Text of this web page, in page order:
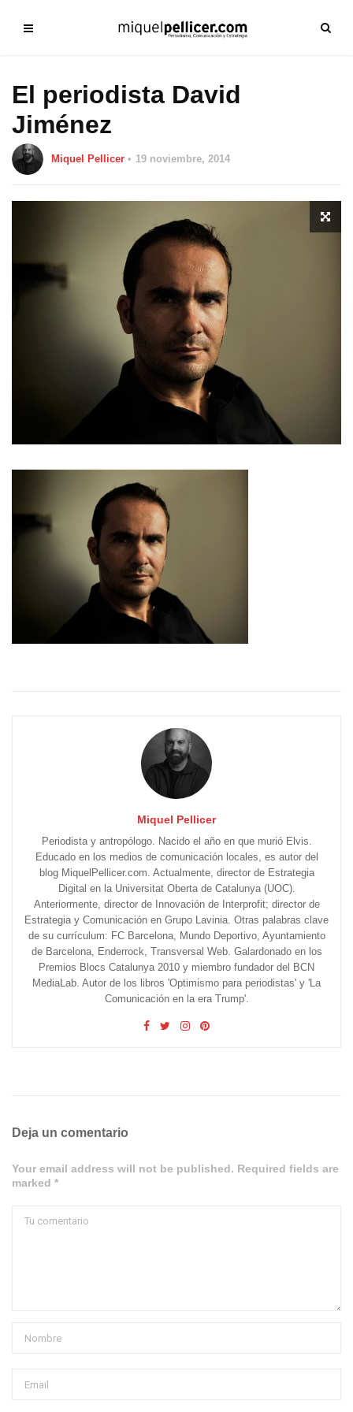
El periodista David
Jiménez
Miquel Pellicer 19 noviembre, 2014
Miquel Pellicer
Periodista y antropólogo. Nacido el año en que murió Elvis.
Educado en los medios de comunicación locales, es autor del
blog MiquelPellicer.com. Actualmente, director de Estrategia
Digital en la Universitat Oberta de Catalunya (UOC).
Anteriormente, director de Innovación de Interprofit; director de
Estrategia y Comunicación en Grupo Lavinia. Otras palabras clave
de su currículum: FC Barcelona, Mundo Deportivo, Ayuntamiento
de Barcelona, Enderrock, Transversal Web. Galardonado en los
Premios Blocs Catalunya 2010 y miembro fundador del BCN
MediaLab. Autor de los libros 'Optimismo para periodistas' y 'La
Comunicación en la era Trump'.
Deja un comentario
Your email address will not be published. Required fields are
marked *